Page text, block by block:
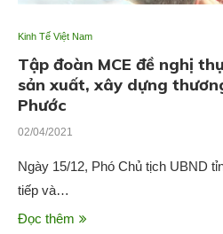
Kinh Tế Việt Nam
Tập đoàn MCE đề nghị
sản xuất, xây dựng
Phước
02/04/2021
Ngày 15/12, Phó Chủ tịch UBND
tiếp và…
Đọc thêm